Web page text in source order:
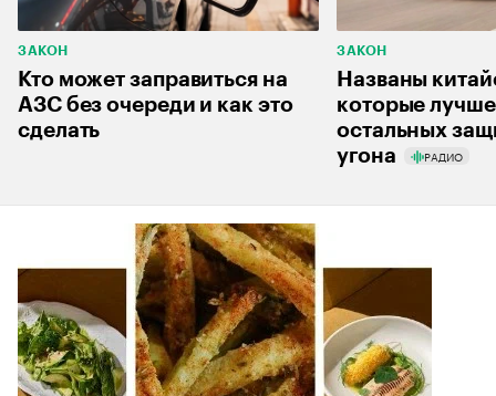
ЗАКОН
Кто может заправиться на
АЗС без очереди и как это
сделать
ЗАКОН
Названы
которые
остальных
угона
РАДИО